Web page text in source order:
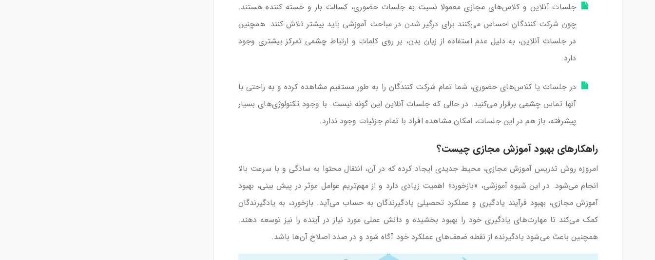
جلسات آنلاین و کلاس‌های مجازی معمولا نسبت به جلسات حضوری، کسالت بار و خسته کننده هستند.
چون شرکت کنندگان احساس می‌کنند برای درگیر شدن در مباحث آموزشی باید بیشتر تلاش کنند. همچنین
در جلسات آنلاین، به دلیل عدم استفاده از زبان بدن، بر روی کلمات و ارتباط چشمی تمرکز بیشتری وجود
دارد.
در جلسات یا کلاس‌های حضوری، شما تمام شرکت کنندگان را به طور مستقیم مشاهده کرده و به راحتی با
آنها تماس چشمی برقرار می‌کنید. در حالی که جلسات آنلاین این گونه نیست. با وجود تکنولوژی‌های بسیار
پیشرفته، باز هم در این جلسات، امکان مشاهده افراد با تمام جزئیات وجود ندارد.
راهکارهای بهبود آموزش مجازی چیست؟
امروزه روش تدریس آموزش مجازی، محیط جدیدی ایجاد کرده که در آن، انتقال محتوا به سادگی و با سرعت بالا
انجام می‌شود. در این شیوه آموزشی، «بازخورد» اهمیت زیادی دارد و از مهم‌تریم عوامل موثر در پیش بینی، بهبود
آموزش مجازی، بهبود فرآیند یادگیری و عملکرد تحصیلی یادگیرندگان به حساب می‌آید. بازخورد، به یادگیرندگان
کمک می‌کند تا مهارت‌های یادگیری خود را بهبود بخشیده و دانش عملی مورد نیاز در آینده را نیز توسعه دهند.
همچنین باعث می‌شود یادگیرنده از نقطه ضعف‌های عملکرد خود آگاه شود و در صدد اصلاح آن‌ها باشد.